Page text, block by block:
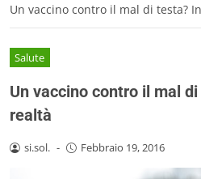
Un vaccino contro il mal di testa?
Salute
Un vaccino contro il mal
realtà
si.sol. - Febbraio 19, 2016